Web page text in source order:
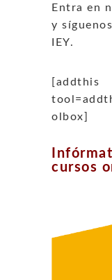
Entra en
y
IEY.
[addthis
olbox]
cursos